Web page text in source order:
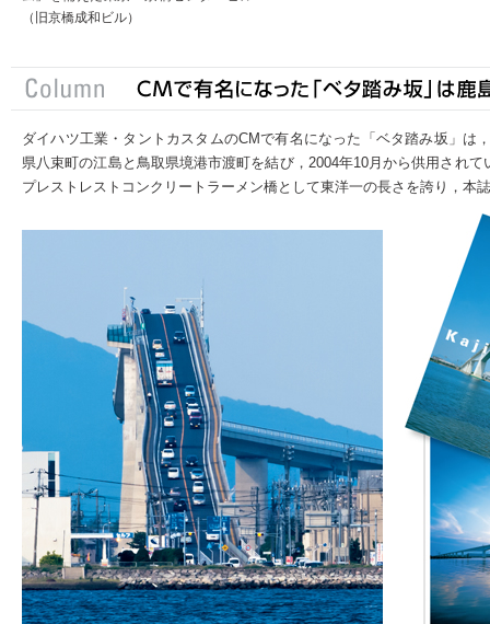
（旧京橋成和ビル）
ダイハツ工業・タントカスタムのCMで有名になった「ベタ踏み坂」は
県八束町の江島と鳥取県境港市渡町を結び，2004年10月から供用され
プレストレストコンクリートラーメン橋として東洋一の長さを誇り，本